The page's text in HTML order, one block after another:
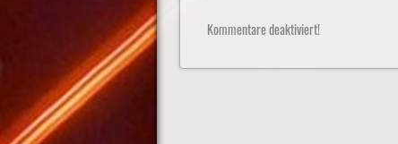
Kommentare deaktiviert!